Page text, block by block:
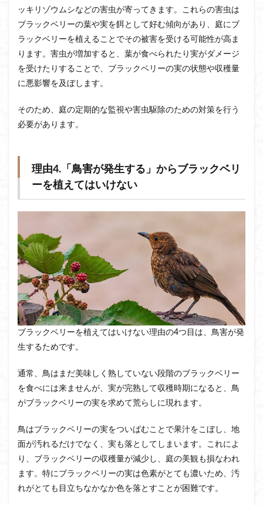
ッキリゾウムシなどの害虫が寄ってきます。これらの害虫は
ブラックベリーの葉や実を餌として好む傾向があり、庭にブ
ラックベリーを植えることでその被害を受ける可能性が高ま
ります。害虫が増加すると、葉が食べられたり実がダメージ
を受けたりすることで、ブラックベリーの実の状態や収穫量
に悪影響を及ぼします。
そのため、庭の定期的な監視や害虫駆除のための対策を行う
必要があります。
理由4.「鳥害が発生する」からブラックベリ
ーを植えてはいけない
ブラックベリーを植えてはいけない理由の4つ目は、鳥害が発
生するためです。
通常、鳥はまだ美味しく熟していない段階のブラックベリー
を食べには来ませんが、実が完熟して収穫時期になると、鳥
がブラックベリーの実を求めて荒らしに現れます。
鳥はブラックベリーの実をついばむことで果汁をこぼし、地
面が汚れるだけでなく、実も落としてしまいます。これによ
り、ブラックベリーの収穫量が減少し、庭の美観も損なわれ
ます。特にブラックベリーの実は色素がとても濃いため、汚
れがとても目立ちなかなか色を落とすことが困難です。